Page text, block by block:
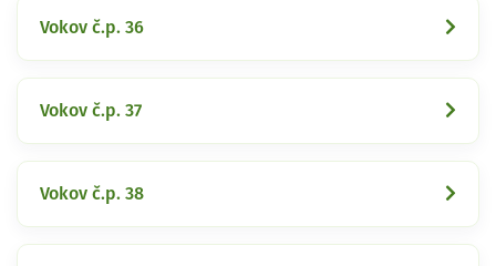
Vokov č.p. 36
Vokov č.p. 37
Vokov č.p. 38